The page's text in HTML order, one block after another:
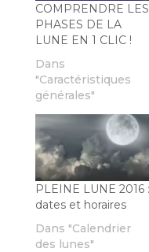
COMPRENDRE LES
PHASES DE LA
LUNE EN 1 CLIC !
Dans
"Caractéristiques
générales"
PLEINE LUNE 2016 :
dates et horaires
Dans "Calendrier
des lunes"